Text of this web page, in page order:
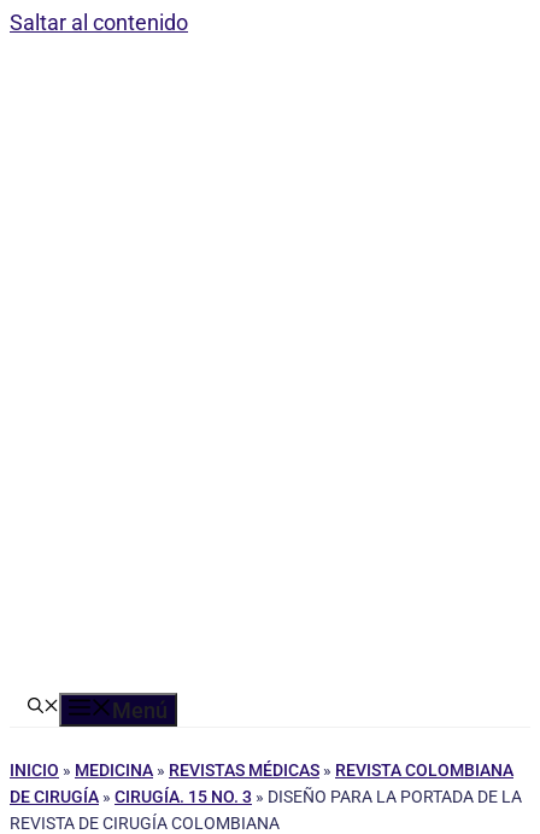
Saltar al contenido
Menú
INICIO » MEDICINA » REVISTAS MÉDICAS » REVISTA COLOMBIANA
DE CIRUGÍA » CIRUGÍA. 15 NO. 3 » DISEÑO PARA LA PORTADA DE LA
REVISTA DE CIRUGÍA COLOMBIANA